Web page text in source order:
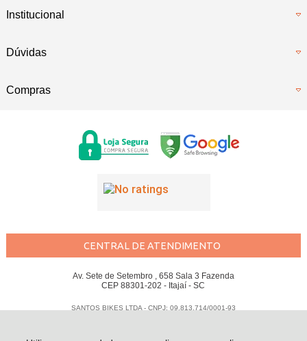
Institucional
Dúvidas
Compras
CENTRAL DE ATENDIMENTO
Av. Sete de Setembro , 658 Sala 3 Fazenda
CEP 88301-202 - Itajaí - SC
SANTOS BIKES LTDA - CNPJ: 09.813.714/0001-93